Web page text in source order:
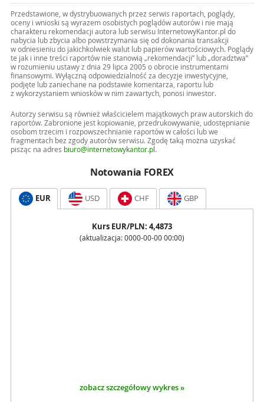
Przedstawione, w dystrybuowanych przez serwis raportach, poglądy,
oceny i wnioski są wyrazem osobistych poglądów autorów i nie mają
charakteru rekomendacji autora lub serwisu InternetowyKantor.pl do
nabycia lub zbycia albo powstrzymania się od dokonania transakcji
w odniesieniu do jakichkolwiek walut lub papierów wartościowych. Poglądy
te jak i inne treści raportów nie stanowią „rekomendacji” lub „doradztwa”
w rozumieniu ustawy z dnia 29 lipca 2005 o obrocie instrumentami
finansowymi. Wyłączną odpowiedzialność za decyzje inwestycyjne,
podjęte lub zaniechane na podstawie komentarza, raportu lub
z wykorzystaniem wniosków w nim zawartych, ponosi inwestor.
Autorzy serwisu są również właścicielem majątkowych praw autorskich do
raportów. Zabronione jest kopiowanie, przedrukowywanie, udostępnianie
osobom trzecim i rozpowszechnianie raportów w całości lub we
fragmentach bez zgody autorów serwisu. Zgodę taką można uzyskać
pisząc na adres biuro@internetowykantor.pl .
Notowania FOREX
EUR USD CHF GBP
Kurs EUR/PLN: 4,4873
(aktualizacja: 0000-00-00 00:00)
zobacz szczegółowy wykres »